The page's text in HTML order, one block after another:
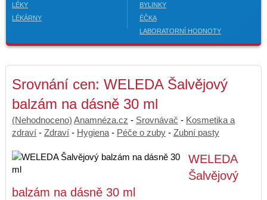
LÉKY
LÉKÁRNY
BYLINKY
ÉČKA
LABORATORNÍ HODNOTY
Srovnání cen: WELEDA Šalvějový
balzám na dásně 30 ml
(Nehodnoceno) Anamnéza.cz - Srovnávač - Kosmetika a
zdraví - Zdraví - Hygiena - Péče o zuby - Zubní pasty
WELEDA
Šalvějový
balzám na dásně 30 ml